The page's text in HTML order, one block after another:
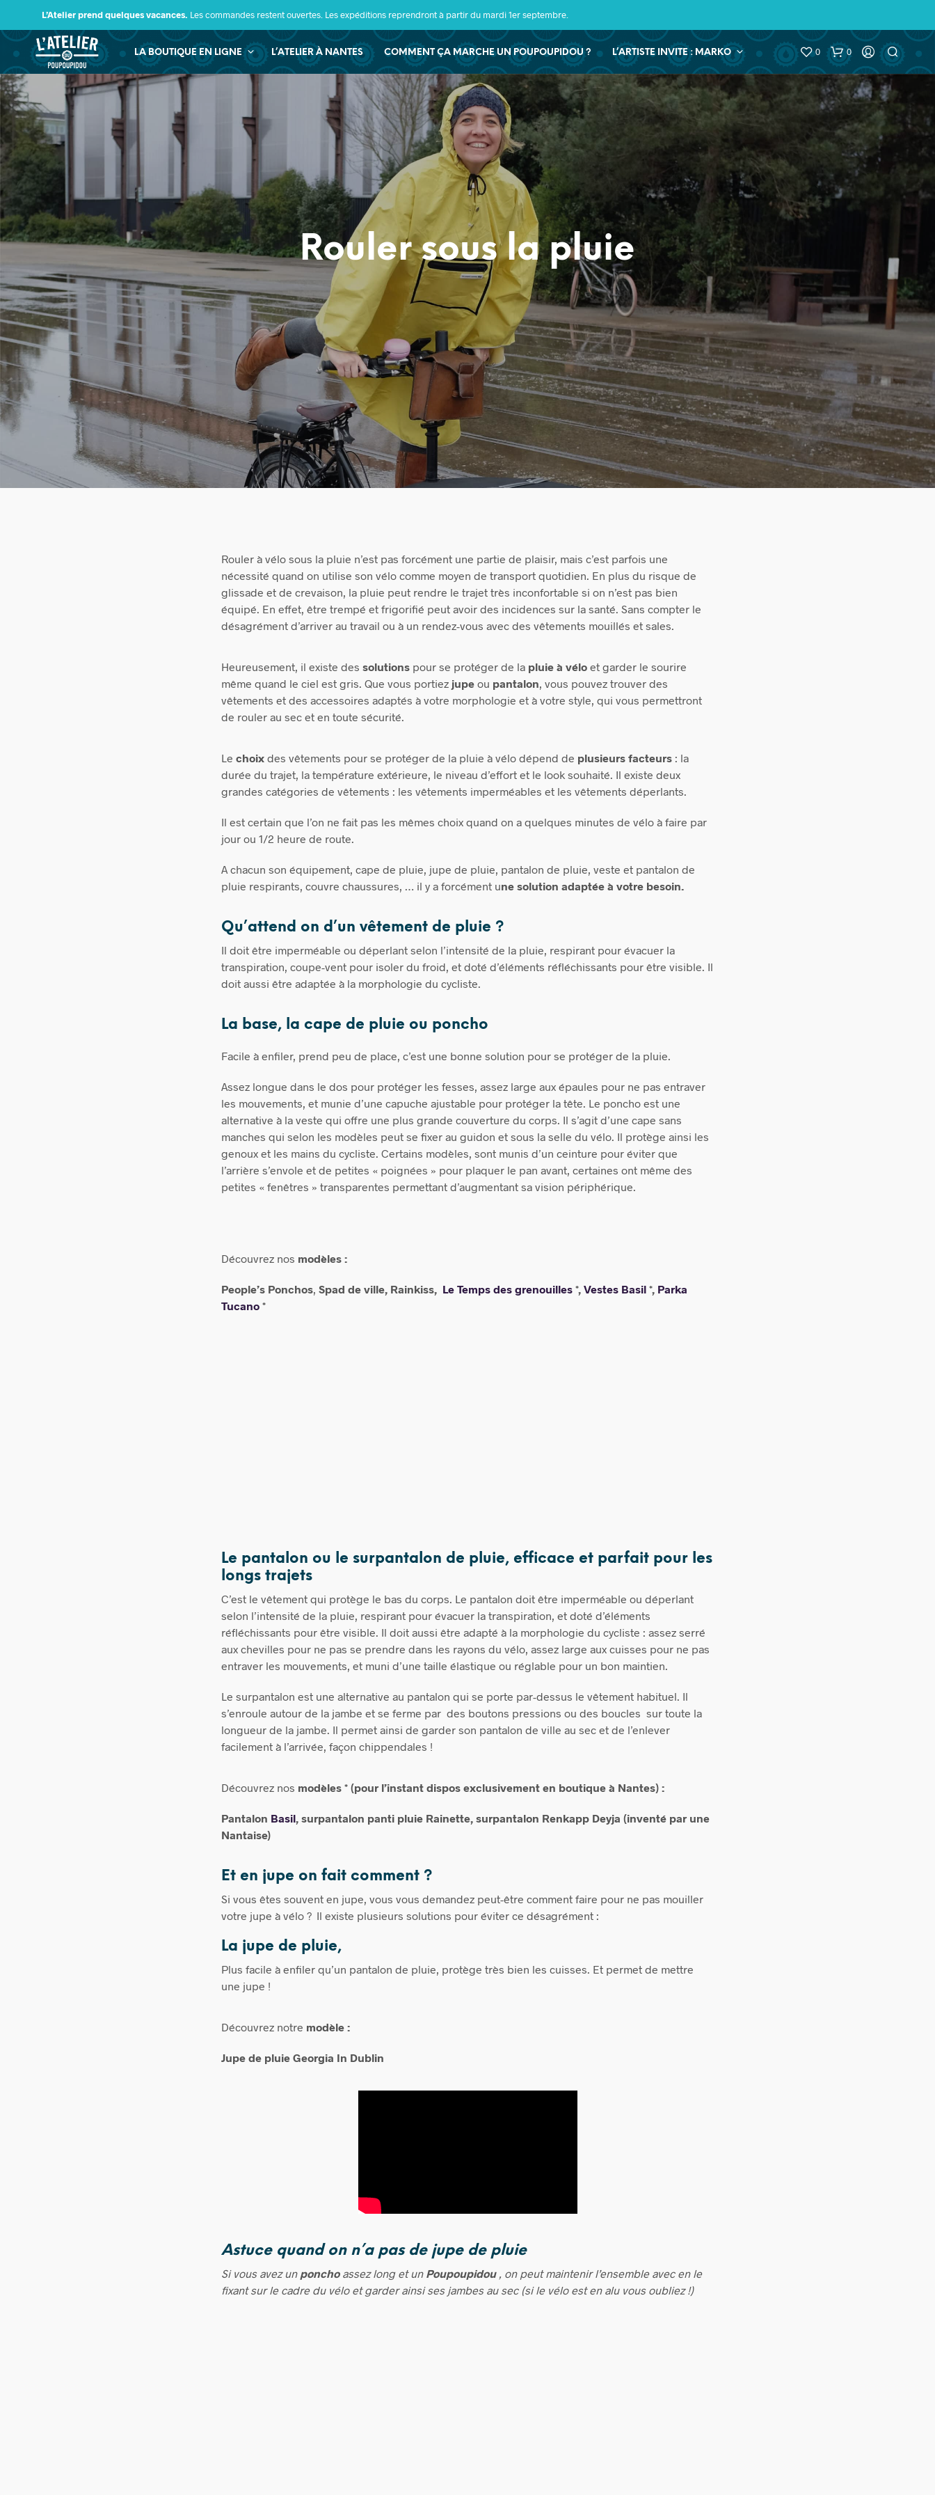
L’Atelier prend quelques vacances. Les commandes restent ouvertes. Les expéditions reprendront à partir du mardi 1er septembre.
LA BOUTIQUE EN LIGNE L’ATELIER À NANTES COMMENT ÇA MARCHE UN POUPOUPIDOU ? L’ARTISTE INVITE : MARKO 0 0
Rouler sous la pluie
Rouler à vélo sous la pluie n’est pas forcément une partie de plaisir, mais c’est parfois une
nécessité quand on utilise son vélo comme moyen de transport quotidien. En plus du risque de
glissade et de crevaison, la pluie peut rendre le trajet très inconfortable si on n’est pas bien
équipé. En effet, être trempé et frigorifié peut avoir des incidences sur la santé. Sans compter le
désagrément d’arriver au travail ou à un rendez-vous avec des vêtements mouillés et sales.
Heureusement, il existe des solutions pour se protéger de la pluie à vélo et garder le sourire
même quand le ciel est gris. Que vous portiez jupe ou pantalon, vous pouvez trouver des
vêtements et des accessoires adaptés à votre morphologie et à votre style, qui vous permettront
de rouler au sec et en toute sécurité.
Le choix des vêtements pour se protéger de la pluie à vélo dépend de plusieurs facteurs : la
durée du trajet, la température extérieure, le niveau d’effort et le look souhaité. Il existe deux
grandes catégories de vêtements : les vêtements imperméables et les vêtements déperlants.
Il est certain que l’on ne fait pas les mêmes choix quand on a quelques minutes de vélo à faire par
jour ou 1/2 heure de route.
A chacun son équipement, cape de pluie, jupe de pluie, pantalon de pluie, veste et pantalon de
pluie respirants, couvre chaussures, … il y a forcément une solution adaptée à votre besoin.
Qu’attend on d’un vêtement de pluie ?
Il doit être imperméable ou déperlant selon l’intensité de la pluie, respirant pour évacuer la
transpiration, coupe-vent pour isoler du froid, et doté d’éléments réfléchissants pour être visible. Il
doit aussi être adaptée à la morphologie du cycliste.
La base, la cape de pluie ou poncho
Facile à enfiler, prend peu de place, c’est une bonne solution pour se protéger de la pluie.
Assez longue dans le dos pour protéger les fesses, assez large aux épaules pour ne pas entraver
les mouvements, et munie d’une capuche ajustable pour protéger la tête. Le poncho est une
alternative à la veste qui offre une plus grande couverture du corps. Il s’agit d’une cape sans
manches qui selon les modèles peut se fixer au guidon et sous la selle du vélo. Il protège ainsi les
genoux et les mains du cycliste. Certains modèles, sont munis d’un ceinture pour éviter que
l’arrière s’envole et de petites « poignées » pour plaquer le pan avant, certaines ont même des
petites « fenêtres » transparentes permettant d’augmentant sa vision périphérique.
Découvrez nos modèles :
People’s Ponchos, Spad de ville, Rainkiss, Le Temps des grenouilles *, Vestes Basil *, Parka
Tucano *
Le pantalon ou le surpantalon de pluie, efficace et parfait pour les
longs trajets
C’est le vêtement qui protège le bas du corps. Le pantalon doit être imperméable ou déperlant
selon l’intensité de la pluie, respirant pour évacuer la transpiration, et doté d’éléments
réfléchissants pour être visible. Il doit aussi être adapté à la morphologie du cycliste : assez serré
aux chevilles pour ne pas se prendre dans les rayons du vélo, assez large aux cuisses pour ne pas
entraver les mouvements, et muni d’une taille élastique ou réglable pour un bon maintien.
Le surpantalon est une alternative au pantalon qui se porte par-dessus le vêtement habituel. Il
s’enroule autour de la jambe et se ferme par des boutons pressions ou des boucles sur toute la
longueur de la jambe. Il permet ainsi de garder son pantalon de ville au sec et de l’enlever
facilement à l’arrivée, façon chippendales !
Découvrez nos modèles * (pour l’instant dispos exclusivement en boutique à Nantes) :
Pantalon Basil , surpantalon panti pluie Rainette, surpantalon Renkapp Deyja (inventé par une
Nantaise)
Et en jupe on fait comment ?
Si vous êtes souvent en jupe, vous vous demandez peut-être comment faire pour ne pas mouiller
votre jupe à vélo ? Il existe plusieurs solutions pour éviter ce désagrément :
La jupe de pluie,
Plus facile à enfiler qu’un pantalon de pluie, protège très bien les cuisses. Et permet de mettre
une jupe !
Découvrez notre modèle :
Jupe de pluie Georgia In Dublin
Astuce quand on n’a pas de jupe de pluie
Si vous avez un ponchoassez long et un Poupoupidou, on peut maintenir l’ensemble avec en le
fixant sur le cadre du vélo et garder ainsi ses jambes au sec (si le vélo est en alu vous oubliez !)